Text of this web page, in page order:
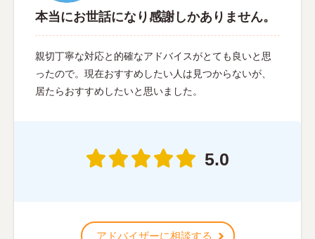
本当にお世話になり感謝しかありません。
親切丁寧な対応と的確なアドバイスがとても良いと思
ったので。現在おすすめしたい人は見つからないが、
居たらおすすめしたいと思いました。
5.0
アドバイザーに相談する